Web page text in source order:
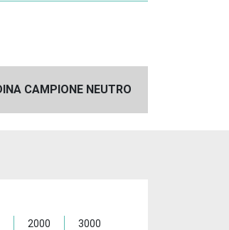
CAMPIONE NEUTRO
2000
3000